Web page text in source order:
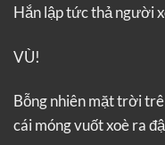
Hắn lập tức thả người
VÙ!
Bỗng nhiên mặt trời
cái móng vuốt xoè ra